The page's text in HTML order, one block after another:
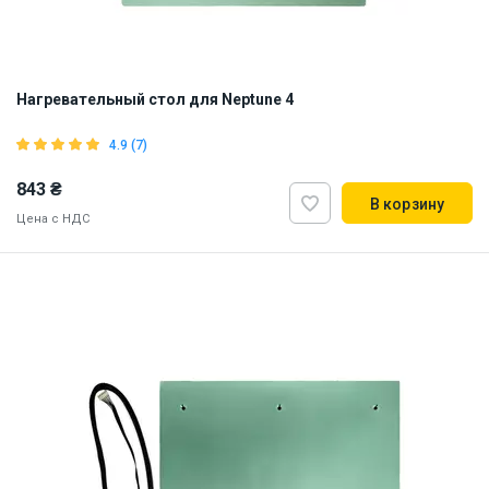
Нагревательный стол для Neptune 4
4.9 (7)
843 ₴
Цена с НДС
В корзину